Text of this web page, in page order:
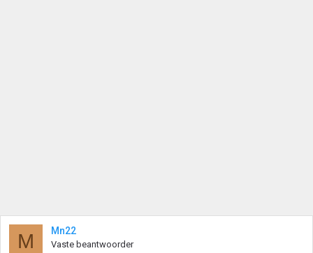
M Mn22
Vaste beantwoorder